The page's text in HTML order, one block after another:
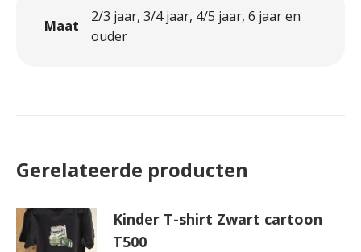
Maat
2/3 jaar, 3/4 jaar, 4/5 jaar, 6 jaar en
ouder
Gerelateerde producten
Kinder T-shirt Zwart cartoon
T500